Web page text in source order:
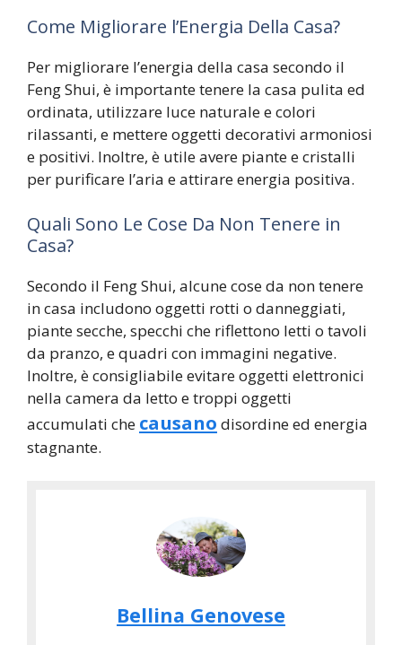
Come Migliorare l’Energia Della Casa?
Per migliorare l’energia della casa secondo il
Feng Shui, è importante tenere la casa pulita ed
ordinata, utilizzare luce naturale e colori
rilassanti, e mettere oggetti decorativi armoniosi
e positivi. Inoltre, è utile avere piante e cristalli
per purificare l’aria e attirare energia positiva.
Quali Sono Le Cose Da Non Tenere in
Casa?
Secondo il Feng Shui, alcune cose da non tenere
in casa includono oggetti rotti o danneggiati,
piante secche, specchi che riflettono letti o tavoli
da pranzo, e quadri con immagini negative.
Inoltre, è consigliabile evitare oggetti elettronici
nella camera da letto e troppi oggetti
accumulati che causano disordine ed energia
stagnante.
Bellina Genovese